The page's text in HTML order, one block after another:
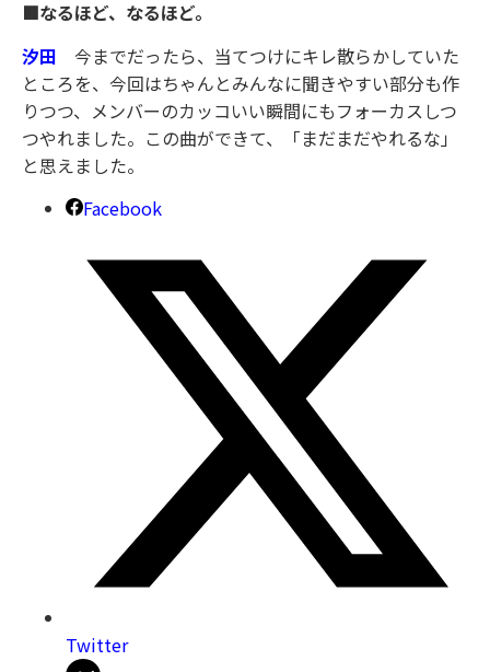
■なるほど、なるほど。
汐田 今までだったら、当てつけにキレ散らかしていた
ところを、今回はちゃんとみんなに聞きやすい部分も作
りつつ、メンバーのカッコいい瞬間にもフォーカスしつ
つやれました。この曲ができて、「まだまだやれるな」
と思えました。
Facebook
Twitter